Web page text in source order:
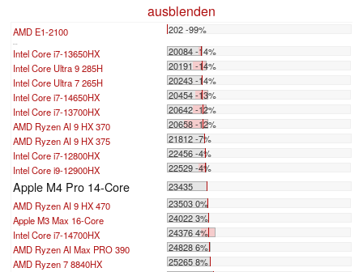
ausblenden
AMD E1-2100 202 -99%
...
Intel Core i7-13650HX
20084 -14%
Intel Core Ultra 9 285H
20191 -14%
Intel Core Ultra 7 265H
20243 -14%
Intel Core i7-14650HX
20454 -13%
Intel Core i7-13700HX
20642 -12%
AMD Ryzen AI 9 HX 370
20658 -12%
AMD Ryzen AI 9 HX 375
21812 -7%
Intel Core i7-12800HX
22456 -4%
Intel Core i9-12900HX
22529 -4%
Apple M4 Pro 14-Core
23435
AMD Ryzen AI 9 HX 470
23503 0%
Apple M3 Max 16-Core
24022 3%
Intel Core i7-14700HX
24376 4%
AMD Ryzen AI Max PRO 390
24828 6%
AMD Ryzen 7 8840HX
25265 8%